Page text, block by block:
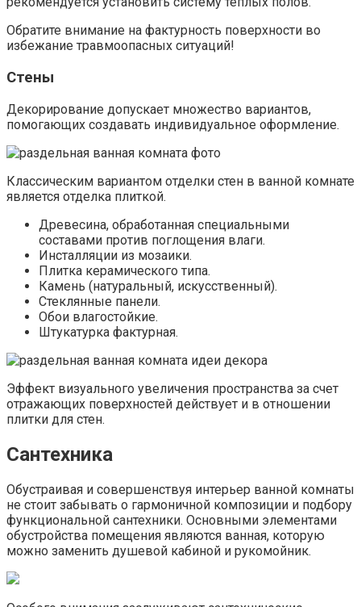
Обратите внимание на фактурность поверхности во
избежание травмоопасных ситуаций!
Стены
Декорирование допускает множество вариантов,
помогающих создавать индивидуальное оформление.
Классическим вариантом отделки стен в ванной комнате
является отделка плиткой.
Древесина, обработанная специальными
составами против поглощения влаги.
Инсталляции из мозаики.
Плитка керамического типа.
Камень (натуральный, искусственный).
Стеклянные панели.
Обои влагостойкие.
Штукатурка фактурная.
Эффект визуального увеличения пространства за счет
отражающих поверхностей действует и в отношении
плитки для стен.
Сантехника
Обустраивая и совершенствуя интерьер ванной комнаты
не стоит забывать о гармоничной композиции и подбору
функциональной сантехники. Основными элементами
обустройства помещения являются ванная, которую
можно заменить душевой кабиной и рукомойник.